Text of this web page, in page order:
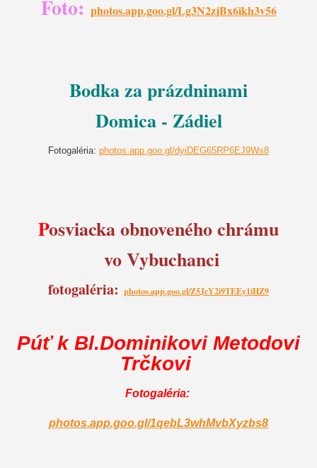
Foto: photos.app.goo.gl/Lg3N2zjBx6ikh3v56
Bodka za prázdninami
Domica - Zádiel
Fotogaléria: photos.app.goo.gl/dyiDEG65RP6EJ9Ws8
Posviacka obnoveného chrámu
vo Vybuchanci
fotogaléria: photos.app.goo.gl/Z5JcY2i9TEEy1iHZ9
Púť k Bl.Dominikovi Metodovi
Trčkovi
Fotogaléria:
photos.app.goo.gl/1qebL3whMvbXyzbs8